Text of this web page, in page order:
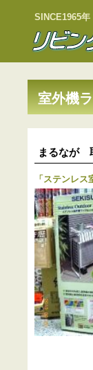
SINCE1965
室外機
まるなが
「 ステンレス